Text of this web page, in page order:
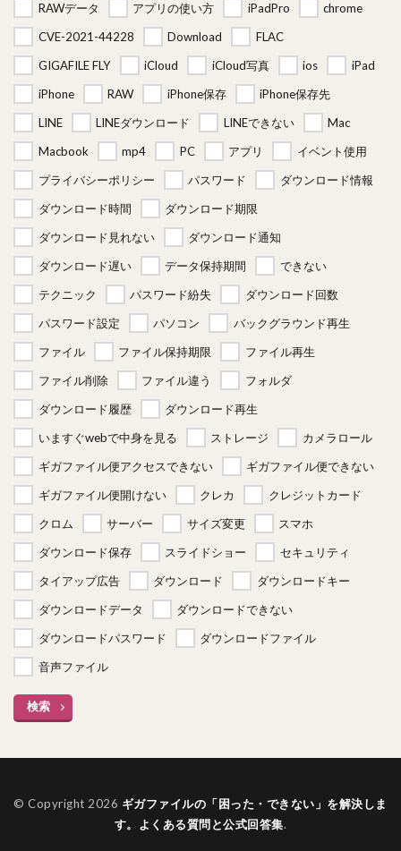
RAWデータ
アプリの使い方 iPadPro
chrome
CVE-2021-44228
Download
FLAC
GIGAFILE FLY
iCloud iCloud写真 ios
iPad
iPhone
RAW iPhone保存
iPhone保存先
LINE
LINEダウンロード LINEできない
Mac
Macbook
mp4 PC アプリ
イベント使用
プライバシーポリシー
パスワード
ダウンロード情報
ダウンロード時間
ダウンロード期限
ダウンロード見れない
ダウンロード通知
ダウンロード遅い
データ保持期間
できない
テクニック
パスワード紛失
ダウンロード回数
パスワード設定
パソコン
バックグラウンド再生
ファイル
ファイル保持期限
ファイル再生
ファイル削除
ファイル違う
フォルダ
ダウンロード履歴
ダウンロード再生
いますぐwebで中身を見る
ストレージ
カメラロール
ギガファイル便アクセスできない
ギガファイル便できない
ギガファイル便開けない
クレカ
クレジットカード
クロム
サーバー サイズ変更
スマホ
ダウンロード保存
スライドショー
セキュリティ
タイアップ広告
ダウンロード
ダウンロードキー
ダウンロードデータ
ダウンロードできない
ダウンロードパスワード
ダウンロードファイル
音声ファイル
検索
© Copyright 2026 ギガファイルの「困った・できない」を解決しま
す。よくある質問と公式回答集.